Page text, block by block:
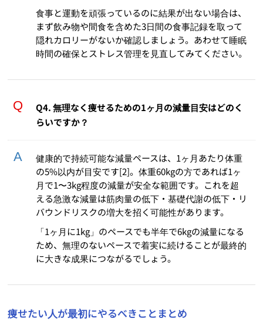
食事と運動を頑張っているのに結果が出ない場合は、
まず飲み物や間食を含めた3日間の食事記録を取って
隠れカロリーがないか確認しましょう。あわせて睡眠
時間の確保とストレス管理を見直してみてください。
Q4. 無理なく痩せるための1ヶ月の減量目安はどのく
らいですか？
健康的で持続可能な減量ペースは、1ヶ月あたり体重
の5%以内が目安です[2]。体重60kgの方であれば1ヶ
月で1〜3kg程度の減量が安全な範囲です。これを超
える急激な減量は筋肉量の低下・基礎代謝の低下・リ
バウンドリスクの増大を招く可能性があります。
「1ヶ月に1kg」のペースでも半年で6kgの減量になる
ため、無理のないペースで着実に続けることが最終的
に大きな成果につながるでしょう。
痩せたい人が最初にやるべきことまとめ